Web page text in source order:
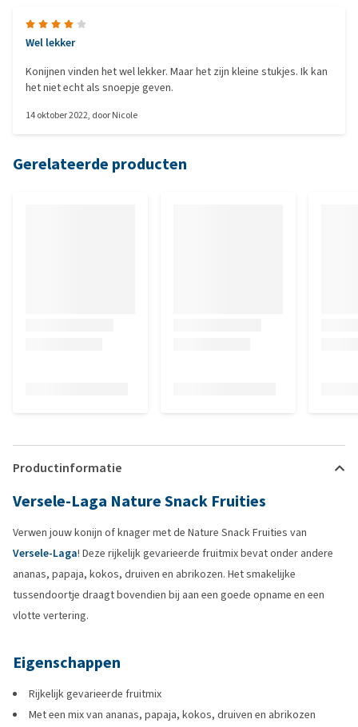
Wel lekker
Konijnen vinden het wel lekker. Maar het zijn kleine stukjes. Ik kan
het niet echt als snoepje geven.
14 oktober 2022, doorNicole
Gerelateerde producten
Productinformatie
Versele-Laga Nature Snack Fruities
Verwen jouw konijn of knager met de Nature Snack Fruities van
Versele-Laga! Deze rijkelijk gevarieerde fruitmix bevat onder andere
ananas, papaja, kokos, druiven en abrikozen. Het smakelijke
tussendoortje draagt bovendien bij aan een goede opname en een
vlotte vertering.
Eigenschappen
Rijkelijk gevarieerde fruitmix
Met een mix van ananas, papaja, kokos, druiven en abrikozen